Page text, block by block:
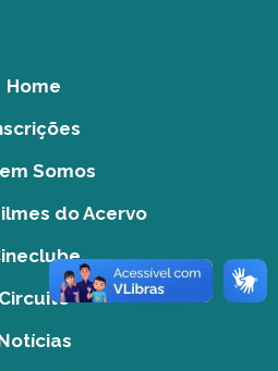
Home
Somos
do Acervo
Circuito